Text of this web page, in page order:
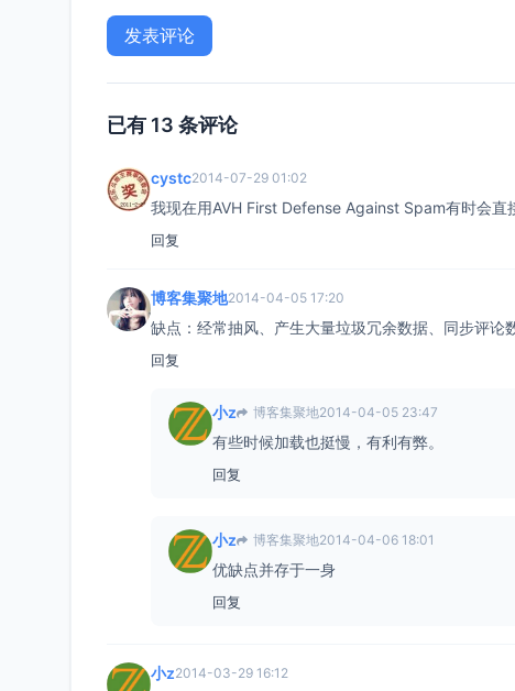
已有 13 条评论
cystc2014-07-29 01:02
我现在用AVH First Defense Against Spam有时会直
回复
博客集聚地2014-04-05 17:20
缺点：经常抽风、产生大量垃圾冗余数据、同步评论
回复
小z 博客集聚地2014-04-05 23:47
有些时候加载也挺慢，有利有弊。
回复
小z 博客集聚地2014-04-06 18:01
优缺点并存于一身
回复
小z2014-03-29 16:12